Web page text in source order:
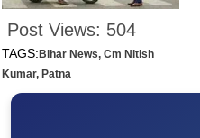
Post Views: 504
TAGS:Bihar News, Cm Nitish
Kumar, Patna